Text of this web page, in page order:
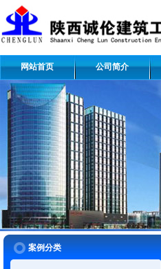
网站首页 公司简介
案例分类